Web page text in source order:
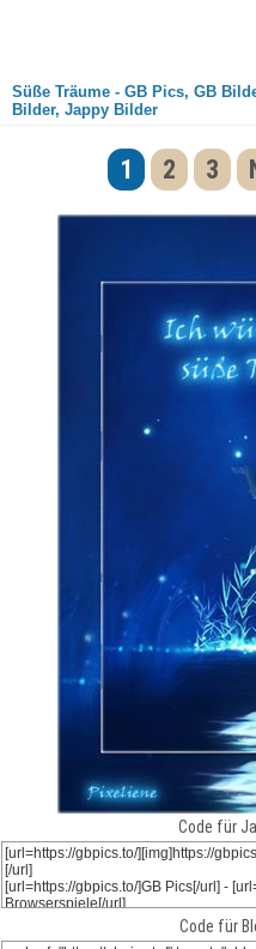
Süße Träume - GB Pics, GB
Bilder, Jappy Bilder
1 2 3
Code für
Code für